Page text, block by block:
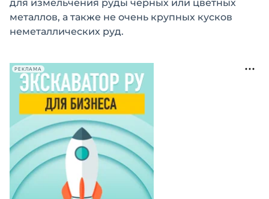
для измельчения руды черных или цветных
металлов, а также не очень крупных кусков
неметаллических руд.
РЕКЛАМА